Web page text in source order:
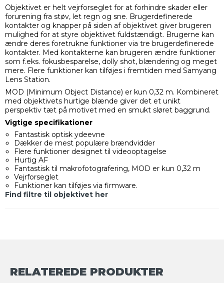
Objektivet er helt vejrforseglet for at forhindre skader eller
forurening fra støv, let regn og sne. Brugerdefinerede
kontakter og knapper på siden af objektivet giver brugeren
mulighed for at styre objektivet fuldstændigt. Brugerne kan
ændre deres foretrukne funktioner via tre brugerdefinerede
kontakter. Med kontakterne kan brugeren ændre funktioner
som f.eks. fokusbesparelse, dolly shot, blændering og meget
mere. Flere funktioner kan tilføjes i fremtiden med Samyang
Lens Station.
MOD (Minimum Object Distance) er kun 0,32 m. Kombineret
med objektivets hurtige blænde giver det et unikt
perspektiv tæt på motivet med en smukt sløret baggrund.
Vigtige specifikationer
Fantastisk optisk ydeevne
Dækker de mest populære brændvidder
Flere funktioner designet til videooptagelse
Hurtig AF
Fantastisk til makrofotografering, MOD er kun 0,32 m
Vejrforseglet
Funktioner kan tilføjes via firmware.
Find filtre til objektivet her
RELATEREDE PRODUKTER